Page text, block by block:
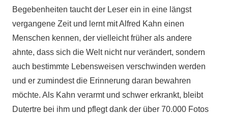
Begebenheiten taucht der Leser ein in eine längst
vergangene Zeit und lernt mit Alfred Kahn einen
Menschen kennen, der vielleicht früher als andere
ahnte, dass sich die Welt nicht nur verändert, sondern
auch bestimmte Lebensweisen verschwinden werden
und er zumindest die Erinnerung daran bewahren
möchte. Als Kahn verarmt und schwer erkrankt, bleibt
Dutertre bei ihm und pflegt dank der über 70.000 Fotos